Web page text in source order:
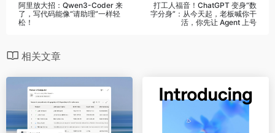
阿里放大招：Qwen3-Coder 来
了，写代码能像“请助理”一样轻
松！
打工人福音！ChatGPT 变身“数
字分身”：从今天起，老板喊你干
活，你先让 Agent 上号
相关文章